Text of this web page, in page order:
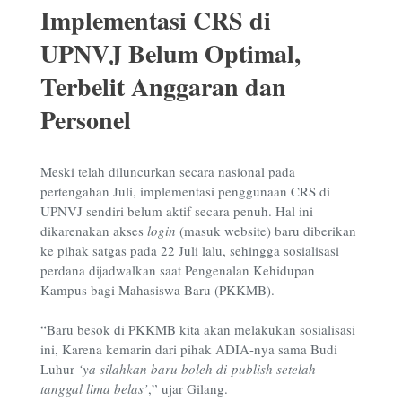
Implementasi CRS di
UPNVJ Belum Optimal,
Terbelit Anggaran dan
Personel
Meski telah diluncurkan secara nasional pada
pertengahan Juli, implementasi penggunaan CRS di
UPNVJ sendiri belum aktif secara penuh. Hal ini
dikarenakan akses login (masuk website) baru diberikan
ke pihak satgas pada 22 Juli lalu, sehingga sosialisasi
perdana dijadwalkan saat Pengenalan Kehidupan
Kampus bagi Mahasiswa Baru (PKKMB).
“Baru besok di PKKMB kita akan melakukan sosialisasi
ini, Karena kemarin dari pihak ADIA-nya sama Budi
Luhur ‘ya silahkan baru boleh di-publish setelah
tanggal lima belas’,” ujar Gilang.